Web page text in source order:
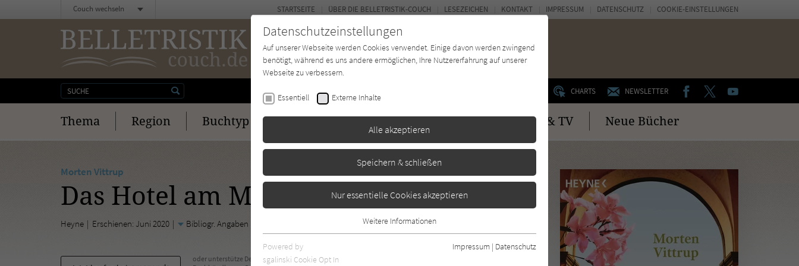
CHARTS NEWSLETTER FACEBOOKTWITTERYOUTUBE
Thema Region Buchtyp Autor*in Verlage Magazin Kino & TV Neue Bücher
STARTSEITE ÜBER DIE BELLETRISTIK-COUCH LESEZEICHEN KONTAKT IMPRESSUM DATENSCHUTZ COOKIE-EINSTELLUNGEN
Couch wechseln
Morten Vittrup
Das Hotel am Meer
Heyne Erschienen: Juni 2020 Bibliogr. Angaben
oder unterstütze Deinen
Datenschutzeinstellungen
Auf unserer Webseite werden Cookies verwendet. Einige davon werden zwingend
benötigt, während es uns andere ermöglichen, Ihre Nutzererfahrung auf unserer
Webseite zu verbessern.
Essentiell Externe Inhalte
Alle akzeptieren
Speichern & schließen
Nur essentielle Cookies akzeptieren
Essentielle Cookies werden für grundlegende Funktionen der Webseite
benötigt. Dadurch ist gewährleistet, dass die Webseite einwandfrei
Weitere Informationen
Powered by
sgalinski Cookie Opt In
Impressum | Datenschutz